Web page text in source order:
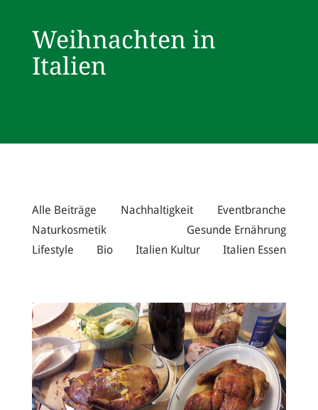
Weihnachten in
Italien
Alle Beiträge Nachhaltigkeit
Eventbranche
Naturkosmetik
Gesunde Ernährung
Lifestyle
Bio Italien Kultur Italien Essen